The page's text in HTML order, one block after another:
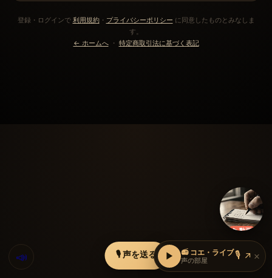
登録・ログインで 利用規約・ プライバシーポリシー に同意したものとみなしま
す。
← ホームへ・ 特定商取引法に基づく表記
📣 🎙 声を送る
▶ 動画
▶ 📻 コエ・ライブ
声の部屋
🎙 ↗ ×